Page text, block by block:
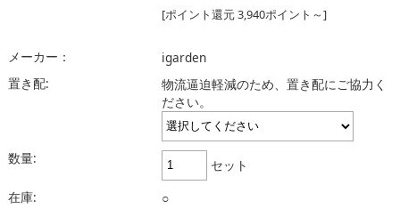
[ポイント還元 3,940ポイント～]
メーカー：
igarden
置き配:
物流逼迫軽減のため、置き配にご協力く
ださい。
数量:
セット
在庫:
○